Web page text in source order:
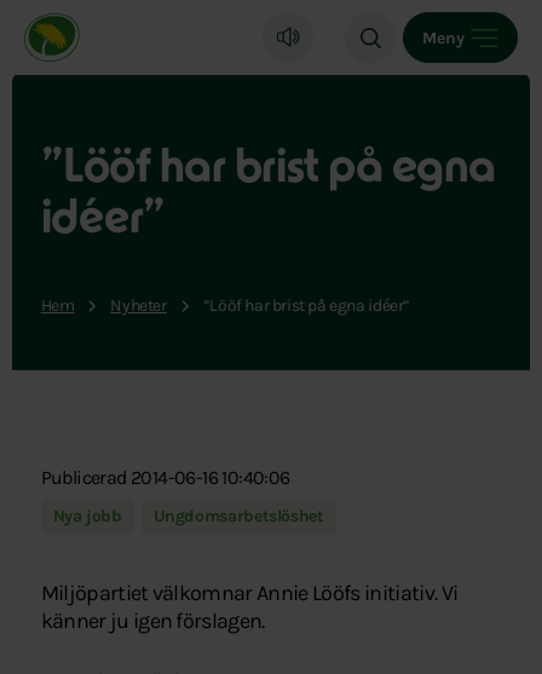
Miljöpartiet de gröna, startsida
Meny
”Lööf har brist på egna
idéer”
Hem Nyheter ”Lööf har brist på egna idéer”
Publicerad 2014-06-16 10:40:06
Nya jobb Ungdomsarbetslöshet
Miljöpartiet välkomnar Annie Lööfs initiativ. Vi
känner ju igen förslagen.